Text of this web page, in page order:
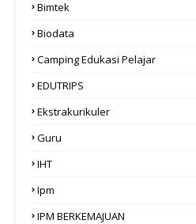
Bimtek
Biodata
Camping Edukasi Pelajar
EDUTRIPS
Ekstrakurikuler
Guru
IHT
Ipm
IPM BERKEMAJUAN